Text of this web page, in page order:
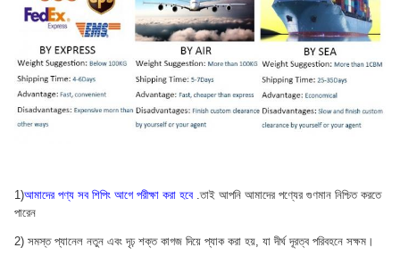
1)আমাদের পণ্য সব শিপিং আগে পরীক্ষা করা হবে .তাই আপনি আমাদের পণ্যের গুণমান নিশ্চিত করতে
পারেন
2) সমস্ত প্যানেল নতুন এবং দৃঢ় শক্ত কাগজ দিয়ে প্যাক করা হয়, যা দীর্ঘ দূরত্ব পরিবহনে সক্ষম।